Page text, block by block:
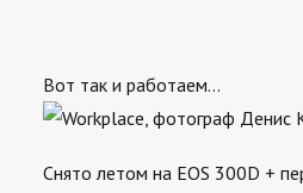
Вот так и работаем…
Снято летом на EOS 300D +